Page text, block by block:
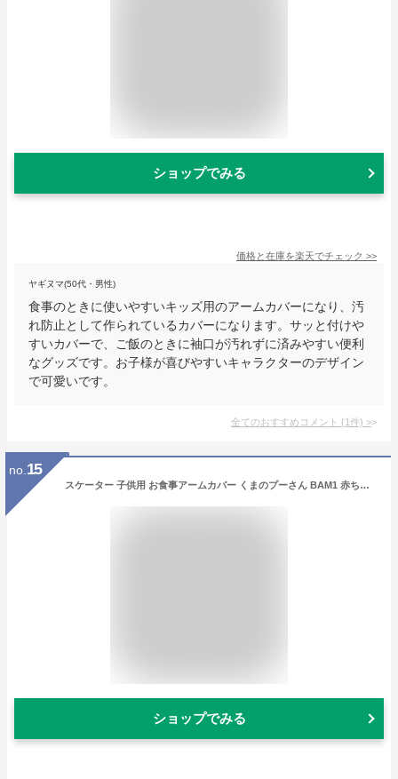
ショップでみる
価格と在庫を楽天でチェック >>
ヤギヌマ(50代・男性)
食事のときに使いやすいキッズ用のアームカバーになり、汚
れ防止として作られているカバーになります。サッと付けや
すいカバーで、ご飯のときに袖口が汚れずに済みやすい便利
なグッズです。お子様が喜びやすいキャラクターのデザイン
で可愛いです。
全てのおすすめコメント (1件) >
no. 15
スケーター 子供用 お食事アームカバー くまのプーさん BAM1 赤ちゃん キッズ ベビー用品 妊婦 マタニティ【送料無料】
ショップでみる